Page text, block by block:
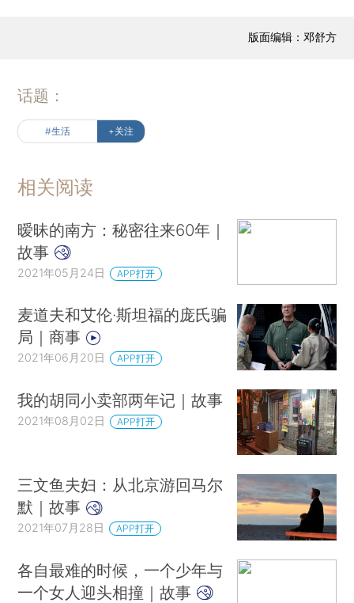
版面编辑：邓舒方
话题：
#生活 +关注
相关阅读
暧昧的南方：秘密往来60年｜
故事
2021年05月24日 APP打开
麦道夫和艾伦·斯坦福的庞氏骗
局｜商事
2021年06月20日 APP打开
我的胡同小卖部两年记｜故事
2021年08月02日 APP打开
三文鱼夫妇：从北京游回马尔
默｜故事
2021年07月28日 APP打开
各自最难的时候，一个少年与
一个女人迎头相撞｜故事